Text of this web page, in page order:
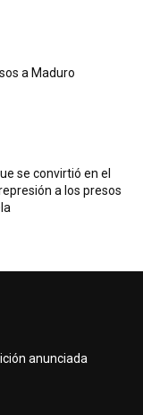
a Maduro
se convirtió en el
a los presos
anunciada